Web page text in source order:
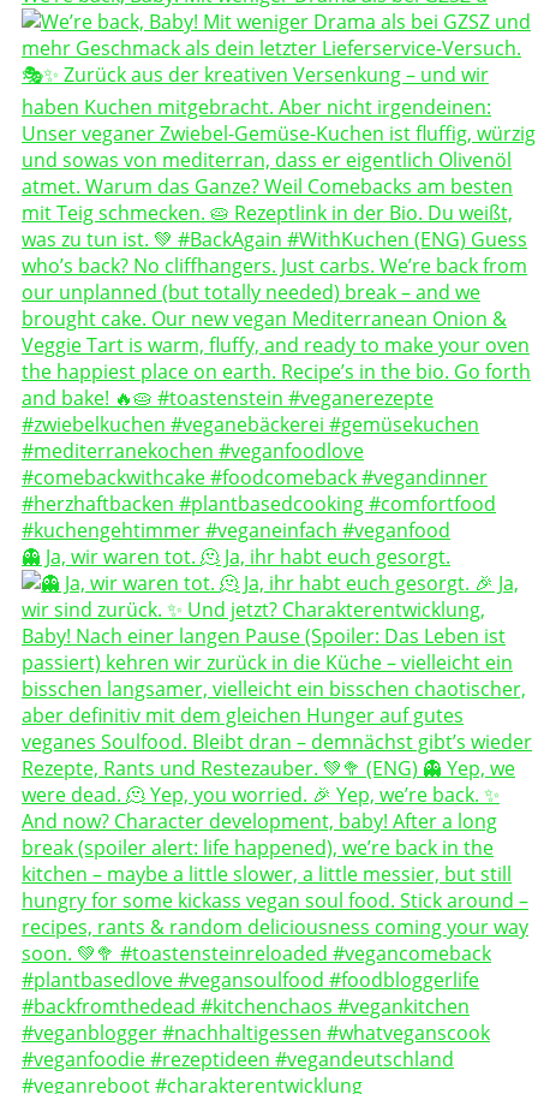
👻 Ja, wir waren tot. 🫠 Ja, ihr habt euch gesorgt.